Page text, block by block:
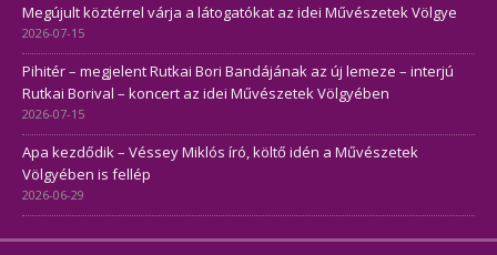
Megújult köztérrel várja a látogatókat az idei Művészetek Völgye
2026-07-15
Pihitér – megjelent Rutkai Bori Bandájának az új lemeze – interjú
Rutkai Borival – koncert az idei Művészetek Völgyében
2026-07-15
Apa kezdődik – Véssey Miklós író, költő idén a Művészetek
Völgyében is fellép
2026-06-29